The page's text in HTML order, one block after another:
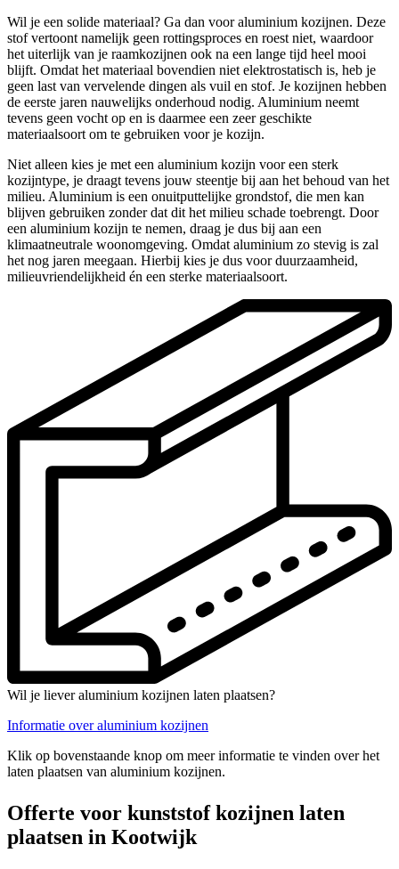
Wil je een solide materiaal? Ga dan voor aluminium kozijnen. Deze
stof vertoont namelijk geen rottingsproces en roest niet, waardoor
het uiterlijk van je raamkozijnen ook na een lange tijd heel mooi
blijft. Omdat het materiaal bovendien niet elektrostatisch is, heb je
geen last van vervelende dingen als vuil en stof. Je kozijnen hebben
de eerste jaren nauwelijks onderhoud nodig. Aluminium neemt
tevens geen vocht op en is daarmee een zeer geschikte
materiaalsoort om te gebruiken voor je kozijn.
Niet alleen kies je met een aluminium kozijn voor een sterk
kozijntype, je draagt tevens jouw steentje bij aan het behoud van het
milieu. Aluminium is een onuitputtelijke grondstof, die men kan
blijven gebruiken zonder dat dit het milieu schade toebrengt. Door
een aluminium kozijn te nemen, draag je dus bij aan een
klimaatneutrale woonomgeving. Omdat aluminium zo stevig is zal
het nog jaren meegaan. Hierbij kies je dus voor duurzaamheid,
milieuvriendelijkheid én een sterke materiaalsoort.
Wil je liever aluminium kozijnen laten plaatsen?
Informatie over aluminium kozijnen
Klik op bovenstaande knop om meer informatie te vinden over het
laten plaatsen van aluminium kozijnen.
Offerte voor kunststof kozijnen laten
plaatsen in Kootwijk